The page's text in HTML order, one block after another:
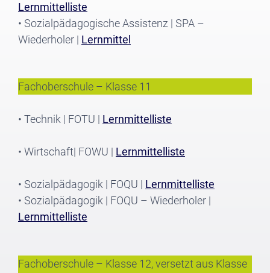
Lernmittelliste
• Sozialpädagogische Assistenz | SPA –
Wiederholer | Lernmittel
Fachoberschule – Klasse 11
• Technik | FOTU | Lernmittelliste
• Wirtschaft| FOWU | Lernmittelliste
• Sozialpädagogik | FOQU | Lernmittelliste
• Sozialpädagogik | FOQU – Wiederholer |
Lernmittelliste
Fachoberschule – Klasse 12, versetzt aus Klasse